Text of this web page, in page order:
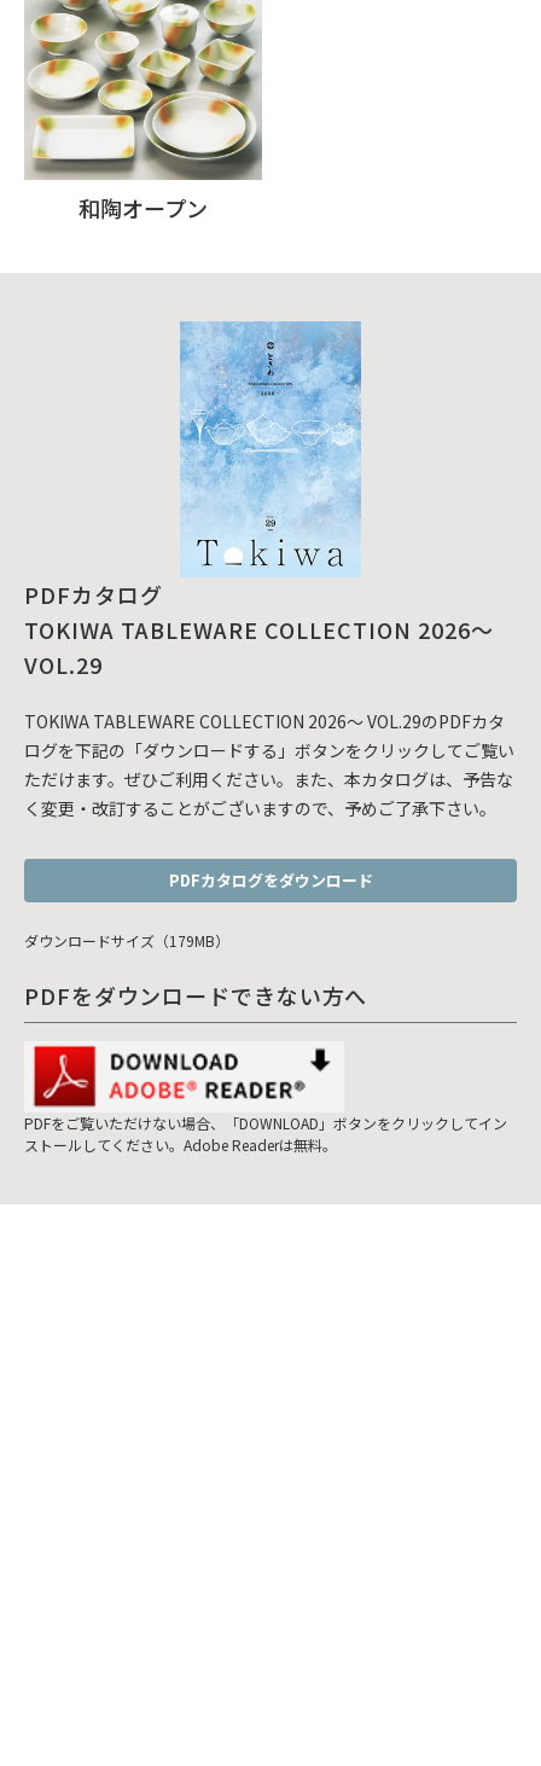
和陶オープン
PDFカタログ
TOKIWA TABLEWARE COLLECTION 2026～
VOL.29
TOKIWA TABLEWARE COLLECTION 2026～ VOL.29のPDFカタ
ログを下記の「ダウンロードする」ボタンをクリックしてご覧い
ただけます。ぜひご利用ください。また、本カタログは、予告な
く変更・改訂することがございますので、予めご了承下さい。
PDFカタログをダウンロード
ダウンロードサイズ（179MB）
PDFをダウンロードできない方へ
PDFをご覧いただけない場合、「DOWNLOAD」ボタンをクリックしてイン
ストールしてください。Adobe Readerは無料。